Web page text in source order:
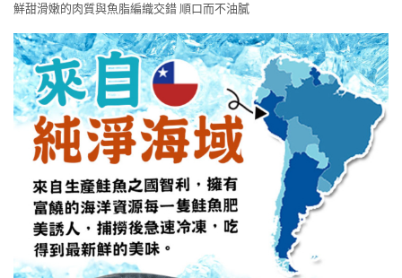
鮮甜滑嫩的肉質與魚脂編織交錯 順口而不油膩